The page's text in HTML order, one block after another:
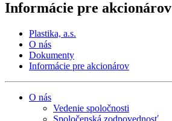
Informácie pre akcionárov
Plastika, a.s.
O nás
Dokumenty
Informácie pre akcionárov
O nás
Vedenie spoločnosti
Spoločenská zodpovednosť